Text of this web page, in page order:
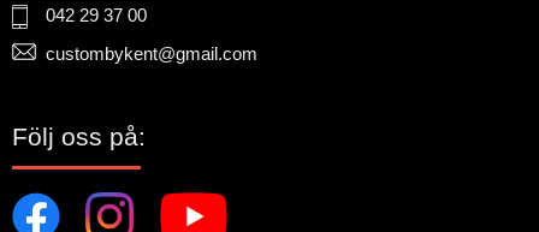
042 29 37 00
custombykent@gmail.com
Följ oss på: